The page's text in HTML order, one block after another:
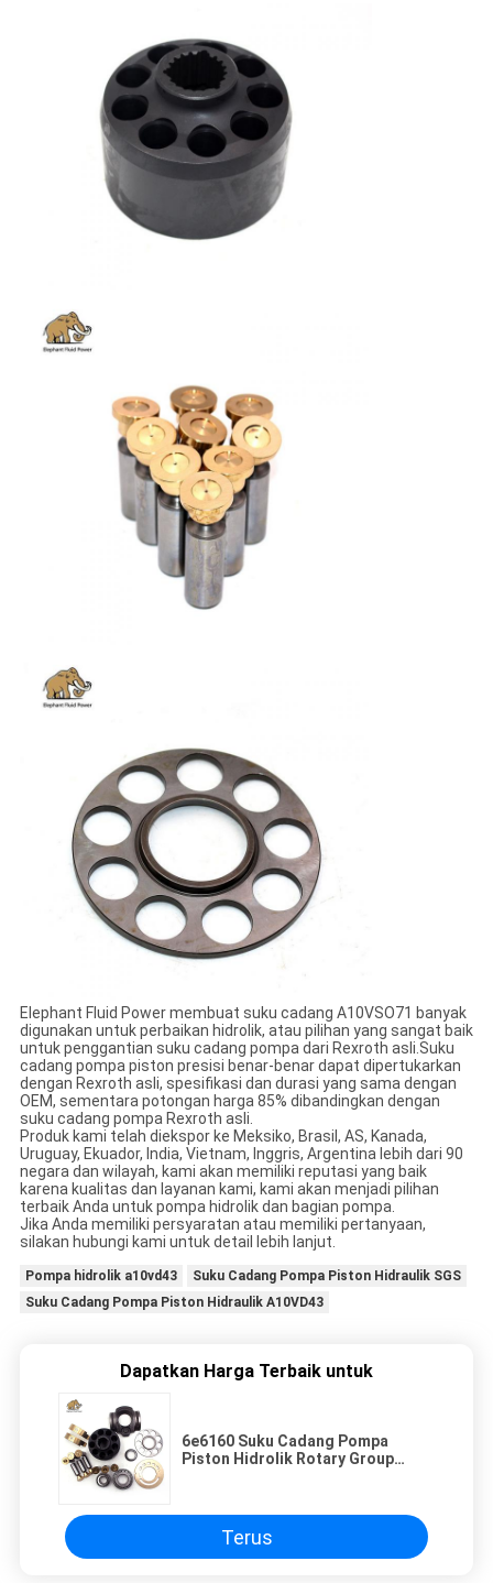
Elephant Fluid Power membuat suku cadang A10VSO71 banyak
digunakan untuk perbaikan hidrolik, atau pilihan yang sangat baik
untuk penggantian suku cadang pompa dari Rexroth asli.Suku
cadang pompa piston presisi benar-benar dapat dipertukarkan
dengan Rexroth asli, spesifikasi dan durasi yang sama dengan
OEM, sementara potongan harga 85% dibandingkan dengan
suku cadang pompa Rexroth asli.
Produk kami telah diekspor ke Meksiko, Brasil, AS, Kanada,
Uruguay, Ekuador, India, Vietnam, Inggris, Argentina lebih dari 90
negara dan wilayah, kami akan memiliki reputasi yang baik
karena kualitas dan layanan kami, kami akan menjadi pilihan
terbaik Anda untuk pompa hidrolik dan bagian pompa.
Jika Anda memiliki persyaratan atau memiliki pertanyaan,
silakan hubungi kami untuk detail lebih lanjut.
Pompa hidrolik a10vd43
Suku Cadang Pompa Piston Hidraulik SGS
Suku Cadang Pompa Piston Hidraulik A10VD43
Dapatkan Harga Terbaik untuk
6e6160 Suku Cadang Pompa
Piston Hidrolik Rotary Group
Terus